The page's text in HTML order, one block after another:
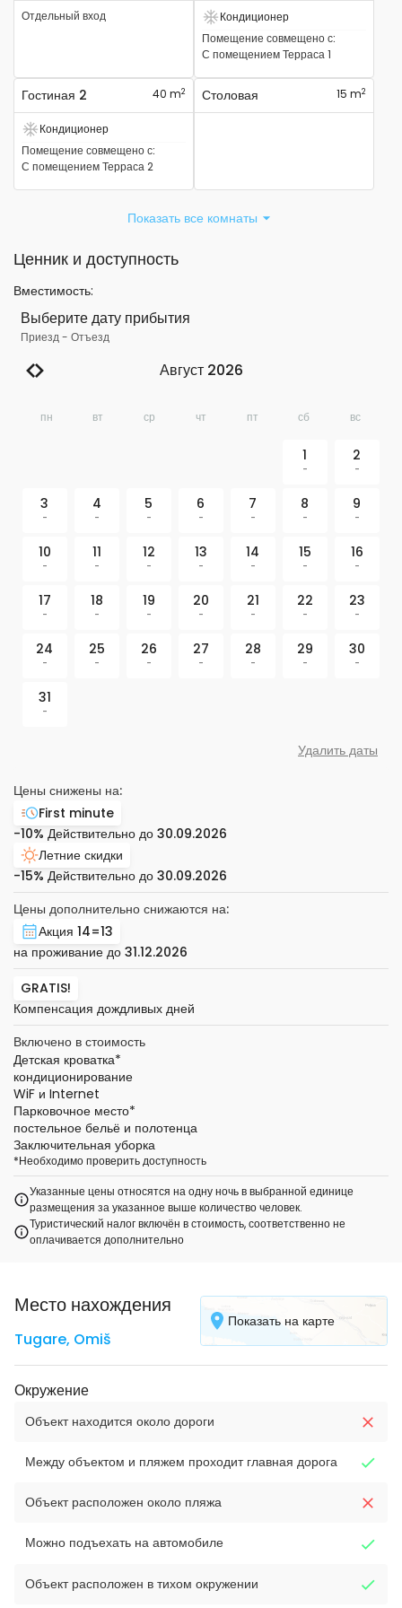
Отдельный вход Есть кондиционер
Кондиционер
Помещение совмещено с:
С помещениемТерраса 1
Гостиная 2 40 m2
Есть кондиционер
Кондиционер
Помещение совмещено с:
С помещениемТерраса 2
Столовая 15 m2
Показать все комнаты
Ценник и доступность
Вместимость:
Выберите дату прибытия
Приезд- Отъезд
Август 2026
пн вт ср чт пт сб вс
1
-
2
-
3
-
4
-
5
-
6
-
7
-
8
-
9
-
10
-
11
-
12
-
13
-
14
-
15
-
16
-
17
-
18
-
19
-
20
-
21
-
22
-
23
-
24
-
25
-
26
-
27
-
28
-
29
-
30
-
31
-
Удалить даты
Цены снижены на:
First minute
-10% Действительно до 30.09.2026
Летние скидки
-15% Действительно до 30.09.2026
Цены дополнительно снижаются на:
Акция 14=13
на проживание до 31.12.2026
GRATIS!
Компенсация дождливых дней
Включено в стоимость
Детская кроватка*
кондиционирование
WiF и Internet
Парковочное место*
постельное бельё и полотенца
Заключительная уборка
*Необходимо проверить доступность
Указанные цены относятся на одну ночь в выбранной единице
размещения за указанное выше количество человек.
Туристический налог включён в стоимость, соответственно не
оплачивается дополнительно
Место нахождения
Tugare, Omiš
Показать на карте
Окружение
Объект находится около дороги
Между объектом и пляжем проходит главная дорога
Объект расположен около пляжа
Можно подъехать на автомобиле
Объект расположен в тихом окружении